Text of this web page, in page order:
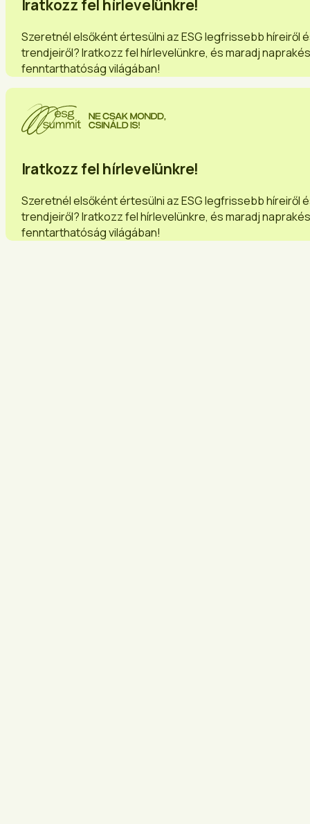
Iratkozz fel hírlevelünkre!
Szeretnél elsőként értesülni az ESG legfrissebb híreiről
trendjeiről? Iratkozz fel hírlevelünkre, és maradj
fenntarthatóság világában!
Iratkozz fel hírlevelünkre!
Szeretnél elsőként értesülni az ESG legfrissebb híreiről
trendjeiről? Iratkozz fel hírlevelünkre, és maradj
fenntarthatóság világában!